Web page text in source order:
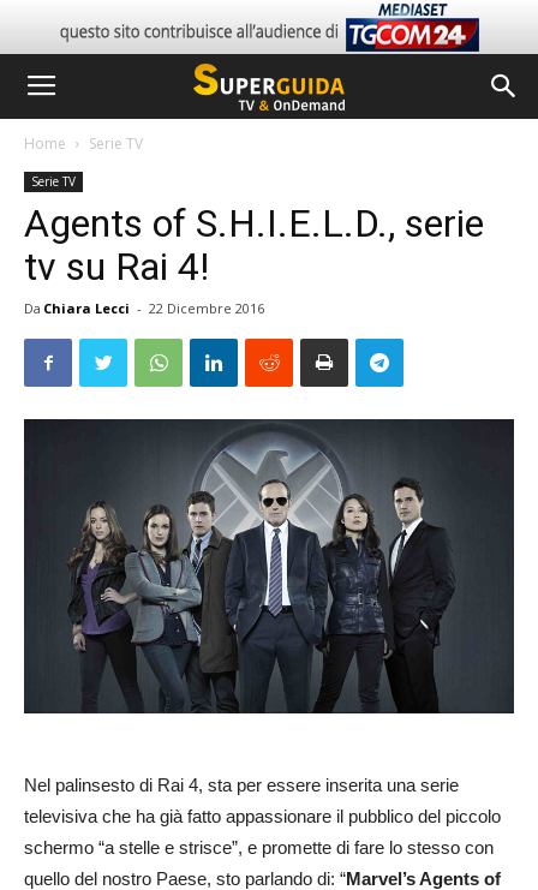
Home Serie TV
Serie TV
Agents of S.H.I.E.L.D., serie
tv su Rai 4!
Da Chiara Lecci - 22 Dicembre 2016
Nel palinsesto di Rai 4, sta per essere inserita una serie
televisiva che ha già fatto appassionare il pubblico del piccolo
schermo “a stelle e strisce”, e promette di fare lo stesso con
quello del nostro Paese, sto parlando di: “Marvel’sAgents of